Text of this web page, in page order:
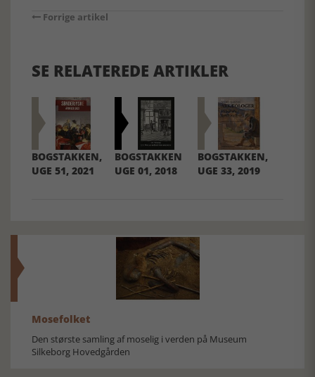
Forrige artikel
SE RELATEREDE ARTIKLER
BOGSTAKKEN,
UGE 51, 2021
BOGSTAKKEN
UGE 01, 2018
BOGSTAKKEN,
UGE 33, 2019
Mosefolket
Den største samling af moselig i verden på Museum
Silkeborg Hovedgården